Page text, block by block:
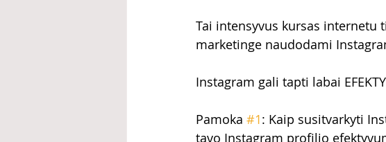
Tai intensyvus kursas
marketinge naudodami
Instagram gali tapti labai
Pamoka #1: Kaip susitvarkyti
tavo Instagram profilio